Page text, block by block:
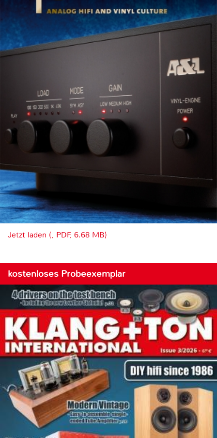
Jetzt laden (, PDF, 6.68 MB)
kostenloses Probeexemplar